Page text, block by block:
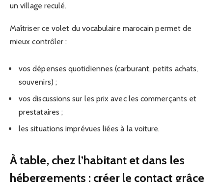
un village reculé.
Maîtriser ce volet du vocabulaire marocain permet de
mieux contrôler :
vos dépenses quotidiennes (carburant, petits achats,
souvenirs) ;
vos discussions sur les prix avec les commerçants et
prestataires ;
les situations imprévues liées à la voiture.
À table, chez l’habitant et dans les
hébergements : créer le contact grâce